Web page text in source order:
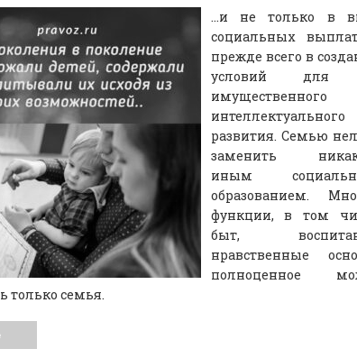
…и не только в
социальных
прежде всего в
условий для
интеллектуального
развития. Семью
заменить
иным
образованием.
функции, в том
быт,
нравственные
полноценное
только семья.